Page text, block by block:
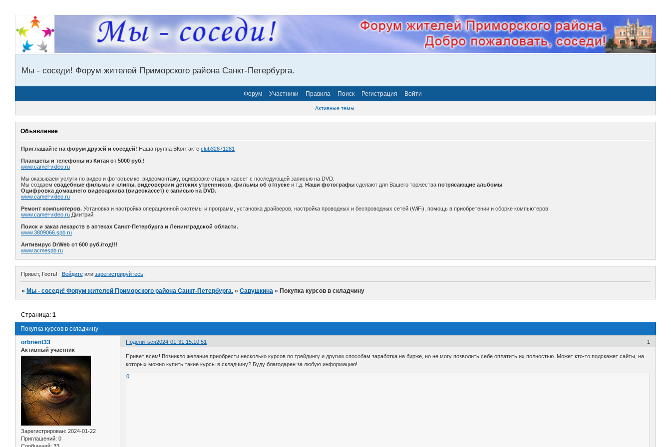
Мы - соседи! Форум жителей Приморского района Санкт-Петербурга.
Форум Участники Правила Поиск Регистрация Войти
Активные темы
Объявление
Приглашайте на форум друзей и соседей! Наша группа ВКонтакте club32871281
Планшеты и телефоны из Китая от 5000 руб.!
www.camel-video.ru
Мы оказываем услуги по видео и фотосъемке, видеомонтажу, оцифровке старых кассет с последующей записью на DVD.
Мы создаем свадебные фильмы и клипы, видеоверсии детских утренников, фильмы об отпуске и т.д. Наши фотографы сделают для Вашего торжества потрясающие альбомы!
Оцифровка домашнего видеоархива (видеокассет) с записью на DVD.
www.camel-video.ru
Ремонт компьютеров. Установка и настройка операционной системы и программ, установка драйверов, настройка проводных и беспроводных сетей (WiFi), помощь в приобретении и сборке компьютеров.
www.camel-video.ru Дмитрий
Поиск и заказ лекарств в аптеках Санкт-Петербурга и Ленинградской области.
www.3809066.spb.ru
Антивирус DrWeb от 600 руб./год!!!
www.acmespb.ru
Привет, Гость! Войдитеили зарегистрируйтесь.
»Мы - соседи! Форум жителей Приморского района Санкт-Петербурга. »Савушкина »Покупка курсов в складчину
Покупка курсов в складчину
Страница:1
Поделиться 1
2024-01-31 15:10:51
orbrient33
Активный участник
Зарегистрирован: 2024-01-22
Приглашений: 0
Привет всем! Возникло желание приобрести несколько курсов по трейдингу и другим способам заработка на бирже, но не могу позволить себе оплатить их полностью. Может кто-то подскажет сайты, на
которых можно купить такие курсы в складчину? Буду благодарен за любую информацию!
0